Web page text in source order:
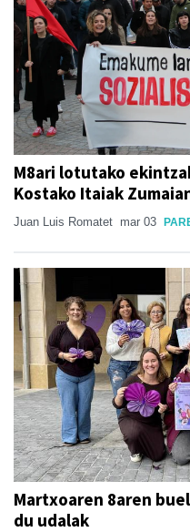
M8ari lotutako
Kostako Itaiak
Juan Luis Romatet mar 03
Martxoaren 8aren
du udalak